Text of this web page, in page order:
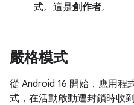
式。這是創作者。
嚴格模式
從 Android 16 開始，應用程
式，在活動啟動遭封鎖時收